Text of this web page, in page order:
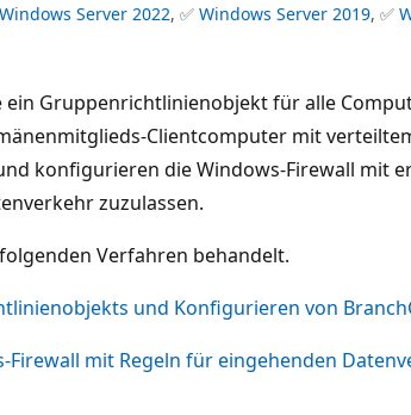
Windows Server 2022, ✅ Windows Server 2019, ✅
ein Gruppenrichtlinienobjekt für alle
Clientcomputer mit
konfigurieren die Windows-Firewall mit
zuzulassen.
Verfahren behandelt.
und Konfigurieren von
mit Regeln für eingehenden